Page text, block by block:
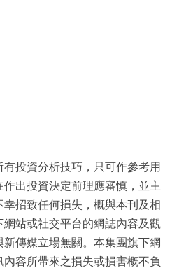
投資分析技巧，只可作參考用
出投資決定前理應審慎，並主
招致任何損失，概與本刊及相
站或社交平台的網誌內容及觀
傳媒立場無關。本集團旗下網
容所帶來之損失或損害概不負